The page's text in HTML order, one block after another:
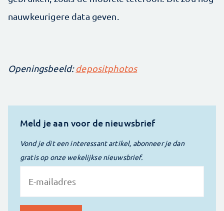
nauwkeurigere data geven.
Openingsbeeld:depositphotos
Meld je aan voor de nieuwsbrief
Vond je dit een interessant artikel, abonneer je dan
gratis op onze wekelijkse nieuwsbrief.